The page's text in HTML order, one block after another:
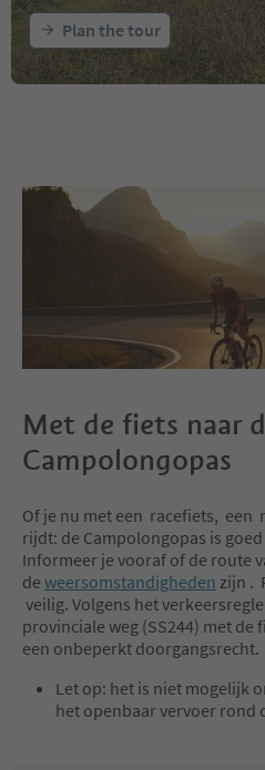
Plan the tour
Met de fiets naar
Campolongopas
Of je nu met een racefiets,
rijdt: de Campolongopas is
Informeer je vooraf of de route
de weersomstandigheden zijn .
veilig. Volgens het
provinciale weg (SS244) met de
een onbeperkt doorgangsrecht.
Let op: het is niet mogelijk
het openbaar vervoer rond